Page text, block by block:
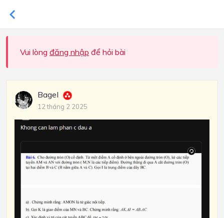
Vui lòng đăng nhập để hỏi bài
Bagel
12 tháng 2 2025